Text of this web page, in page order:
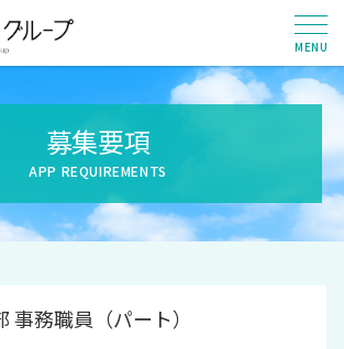
募集要項
事務職員（パート）